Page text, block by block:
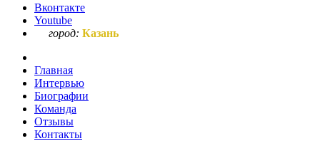
Вконтакте
Youtube
город: Казань
Главная
Интервью
Биографии
Команда
Отзывы
Контакты